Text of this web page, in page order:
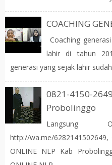
COACHING
Coaching
lahir di tahun
generasi yang sejak lahir
0821-4150-2649
Probolinggo
Langsung
http://wa.me/
ONLINE NLP Kab